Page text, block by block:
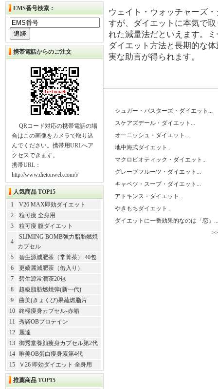
EMS番号検索：
携帯電話からのご注文
QRコード対応の携帯電話の場
合はこの画像をカメラで取り込
んでください。携帯用URLへア
クセスできます。
携帯URL：
http://www.dietonweb.com/i/
人気商品 TOP15
1
V26 MAX即効ダイエット
2
粒可痩 全身用
3
粒可痩 腹ダイエット
4
SLIMING BOMB強力脂肪燃焼
カプセル
5
碧生源減肥茶（常菁茶） 40包
6
更嬌麗減肥茶（缶入り）
7
碧生源常潤茶20包
8
超級脂肪燃焼弾(新一代)
9
曲美(きょくび)果蔬燃脂片
10
終極痩身カプセル-赤箱
11
秀諾OBプロテイン
12
麗達
13
御秀堂養顔痩身カプセル第2代
14
唯美OB蛋白痩身素第4代
15
Ｖ26 即効ダイエット 全身用
推薦商品 TOP15
ウェイト・ウォッチャーズ
すが、ダイエットに本気で
れた減量法だといえます。
ダイエット方法と長期的な
実な助言が得られます。
シュガー・バスターズ・ダイエット...
スケアズデール・ダイエット...
オーニッシュ・ダイエット...
地中海式ダイエット...
マクロビオティック・ダイエット...
グレープフルーツ・ダイエット...
キャベツ・スープ・ダイエット...
アトキンス・ダイエット...
やきもちダイエット...
ダイエットに一番効果的なのは「恋」...